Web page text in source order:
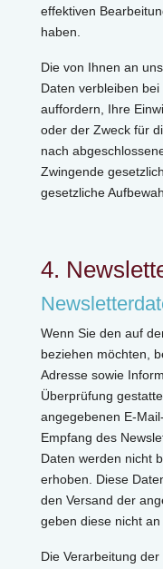
effektiven
haben.
Die von Ihnen an
Daten verbleiben
auffordern, Ihre
oder der Zweck für
nach
Zwingende
gesetzliche
4.
Wenn Sie den auf
beziehen möchten,
Adresse sowie
Überprüfung
angegebenen E-
Empfang des
Daten werden nicht
erhoben. Diese
den Versand der
geben diese nicht
Die Verarbeitung